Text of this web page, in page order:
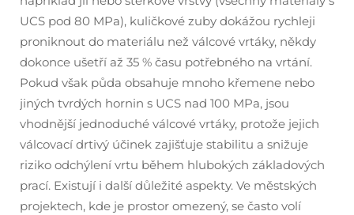
UCS pod 80 MPa), kuličkové zuby dokážou rychleji
proniknout do materiálu než válcové vrtáky, někdy
dokonce ušetří až 35 % času potřebného na vrtání.
Pokud však půda obsahuje mnoho křemene nebo
jiných tvrdých hornin s UCS nad 100 MPa, jsou
vhodnější jednoduché válcové vrtáky, protože jejich
válcovací drtivý účinek zajišťuje stabilitu a snižuje
riziko odchýlení vrtu během hlubokých základových
prací. Existují i další důležité aspekty. Ve městských
projektech, kde je prostor omezený, se často volí